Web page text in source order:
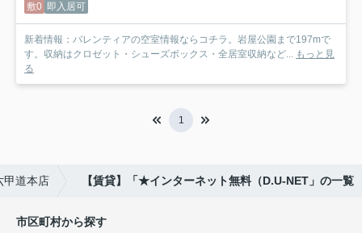
敷0 即入居可
新着情報：バレンティアの空室情報ならコチラ。岩屋公園まで197mで
す。収納はクロゼット・シューズボックス・全居室収納など... もっと見
る
1
甲道本店 【賃貸】「★インターネット無料（D.U-NET」の一覧
市区町村から探す